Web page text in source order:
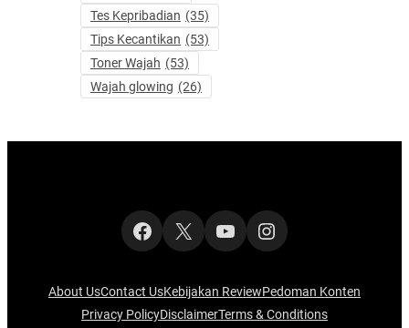
Tes Kepribadian (35)
Tips Kecantikan (53)
Toner Wajah (53)
Wajah glowing (26)
Facebook
X YouTubeInstagram
About UsContact UsKebijakan ReviewPedoman Konten
Privacy PolicyDisclaimerTerms & Conditions